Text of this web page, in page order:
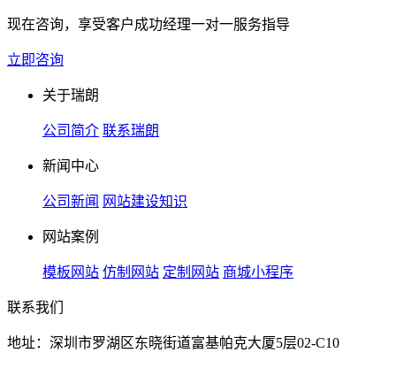
现在咨询，享受客户成功经理一对一服务指导
立即咨询
关于瑞朗
公司简介 联系瑞朗
新闻中心
公司新闻 网站建设知识
网站案例
模板网站 仿制网站 定制网站 商城小程序
联系我们
地址：深圳市罗湖区东晓街道富基帕克大厦5层02-C10